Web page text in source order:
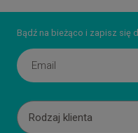
Bądź na bieżąco i zapisz się
Rodzaj klienta